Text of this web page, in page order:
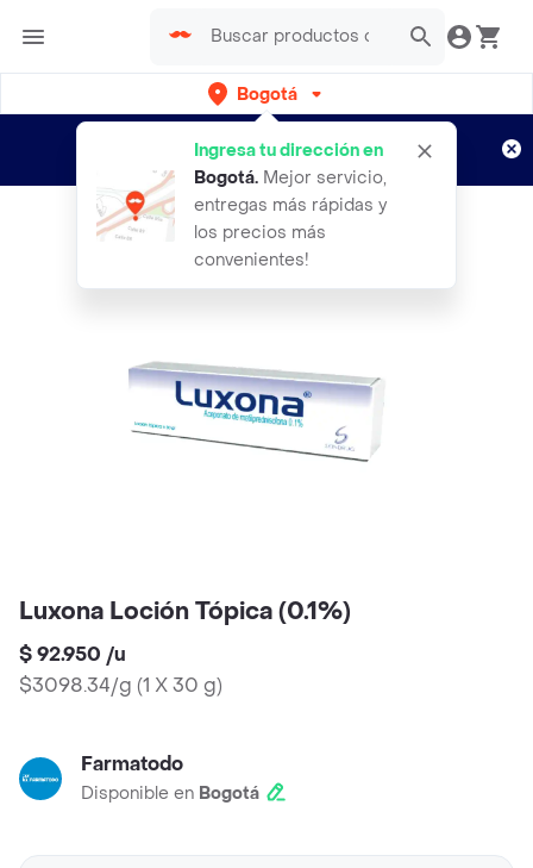
Bogotá
Ingresa tu dirección en
Bogotá. Mejor servicio,
entregas más rápidas y
los precios más
convenientes!
envíos gratis por semanas
Aplican TyC
Luxona Loción Tópica (0.1%)
$ 92.950 /u
$3098.34/g (1 X 30 g)
Farmatodo
Disponible en Bogotá